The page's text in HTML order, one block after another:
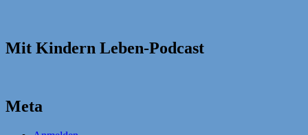
Mit Kindern Leben-Podcast
Meta